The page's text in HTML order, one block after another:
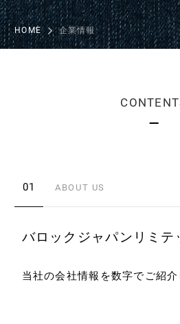
HOME 企業情報
01 ABOUT US
バロックジャパンリミテ
当社の会社情報を数字でご紹介